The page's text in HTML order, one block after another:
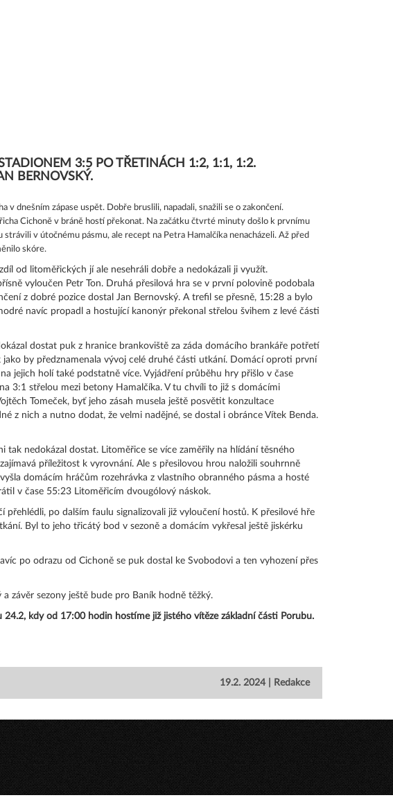
3:5 PO TŘETINÁCH 1:2, 1:1, 1:2.
BERNOVSKÝ.
dnešním zápase uspět. Dobře bruslili, napadali, snažili se o zakončení.
Cichoně v bráně hostí překonat. Na začátku čtvrté minuty došlo k prvnímu
v útočnému pásmu, ale recept na Petra Hamalčíka nenacházeli. Až před
skóre.
od litoměřických jí ale nesehráli dobře a nedokázali ji využít.
vyloučen Petr Ton. Druhá přesilová hra se v první polovině podobala
z dobré pozice dostal Jan Bernovský. A trefil se přesně, 15:28 a bylo
navíc propadl a hostující kanonýr překonal střelou švihem z levé části
dostat puk z hranice brankoviště za záda domácího brankáře potřetí
by předznamenala vývoj celé druhé části utkání. Domácí oproti první
jejich holí také podstatně více. Vyjádření průběhu hry přišlo v čase
3:1 střelou mezi betony Hamalčíka. V tu chvíli to již s domácími
Tomeček, byť jeho zásah musela ještě posvětit konzultace
z nich a nutno dodat, že velmi nadějné, se dostal i obránce Vítek Benda.
nedokázal dostat. Litoměřice se více zaměřily na hlídání těsného
příležitost k vyrovnání. Ale s přesilovou hrou naložili souhrnně
domácím hráčům rozehrávka z vlastního obranného pásma a hosté
v čase 55:23 Litoměřicím dvougólový náskok.
po dalším faulu signalizovali již vyloučení hostů. K přesilové hře
Byl to jeho třicátý bod v sezoně a domácím vykřesal ještě jiskérku
po odrazu od Cichoně se puk dostal ke Svobodovi a ten vyhození přes
závěr sezony ještě bude pro Baník hodně těžký.
kdy od 17:00 hodin hostíme již jistého vítěze základní části Porubu.
19.2. 2024 | Redakce